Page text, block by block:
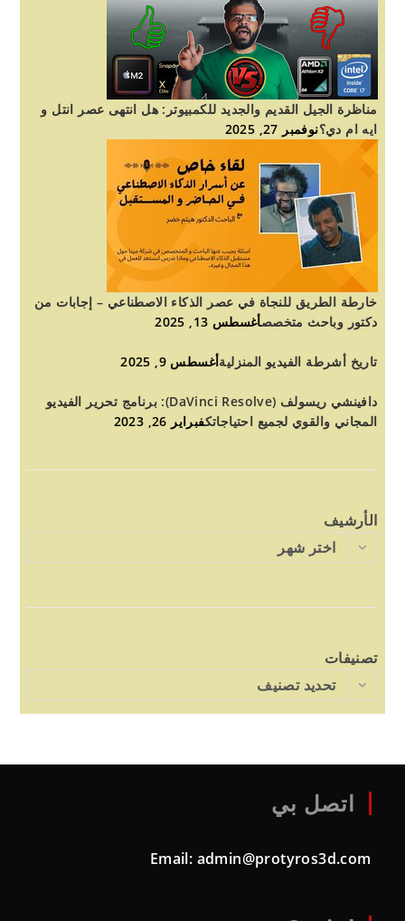
مناظرة الجيل القديم والجديد للكمبيوتر: هل انتهى عصر انتل و
ايه ام دي؟ نوفمبر 27, 2025
خارطة الطريق للنجاة في عصر الذكاء الاصطناعي – إجابات من
دكتور وباحث متخصصأغسطس 13, 2025
تاريخ أشرطة الفيديو المنزليةأغسطس 9, 2025
دافينشي ريسولف (DaVinci Resolve): برنامج تحرير الفيديو
المجاني والقوي لجميع احتياجاتكفبراير 26, 2023
الأرشيف
اختر شهر
تصنيفات
تحديد تصنيف
اتصل بي
Email:admin@protyros3d.com